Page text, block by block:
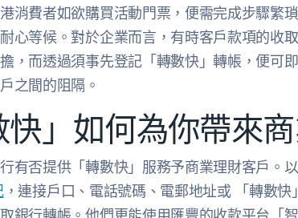
消費者如欲購買活動門票，便需完成步驟繁
心等候。對於企業而言，有時客戶款項的收
，而透過須事先登記「轉數快」轉帳，便可
之間的阻隔。
快」如何為你帶來
有否提供「轉數快」服務予商業理財客戶。
，連接戶口、電話號碼、電郵地址或 「轉數